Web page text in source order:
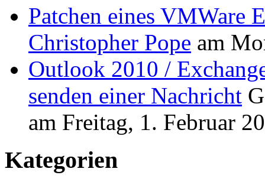
Patchen eines VMWare
Christopher Pope am
Outlook 2010 /
senden einer Nachricht
am Freitag, 1. Februar
Kategorien